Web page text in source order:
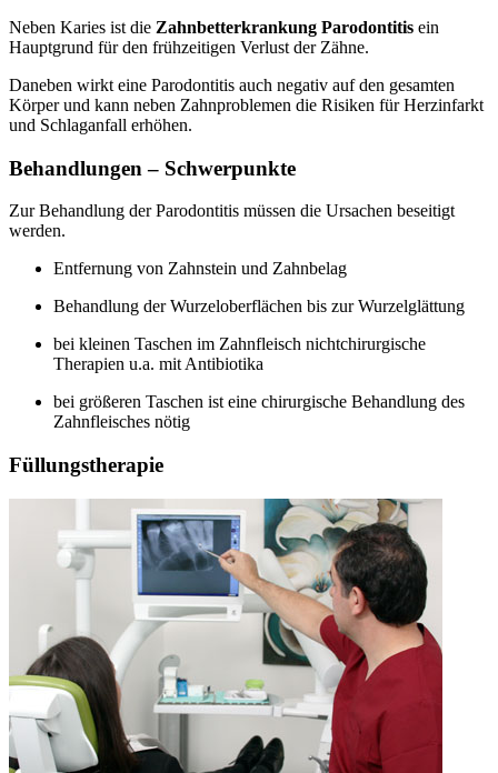
Neben Karies ist die Zahnbetterkrankung Parodontitis ein
Hauptgrund für den frühzeitigen Verlust der Zähne.
Daneben wirkt eine Parodontitis auch negativ auf den gesamten
Körper und kann neben Zahnproblemen die Risiken für Herzinfarkt
und Schlaganfall erhöhen.
Behandlungen – Schwerpunkte
Zur Behandlung der Parodontitis müssen die Ursachen beseitigt
werden.
Entfernung von Zahnstein und Zahnbelag
Behandlung der Wurzeloberflächen bis zur Wurzelglättung
bei kleinen Taschen im Zahnfleisch nichtchirurgische
Therapien u.a. mit Antibiotika
bei größeren Taschen ist eine chirurgische Behandlung des
Zahnfleisches nötig
Füllungstherapie